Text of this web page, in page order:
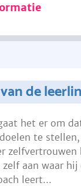
de
het er om
te
zelfvertrouwen
aan waar
leert...